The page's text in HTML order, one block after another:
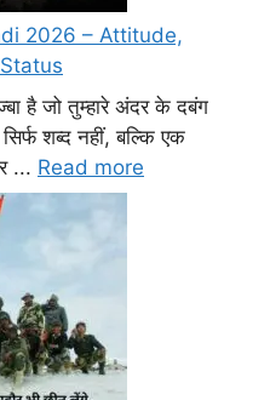
2026 – Attitude,
है जो तुम्हारे अंदर के दबंग
शब्द नहीं, बल्कि एक
... Read more